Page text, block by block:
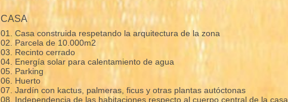
CASA
01. Casa construida respetando la arquitectura de la zona
02. Parcela de 10.000m2
03. Recinto cerrado
04. Energía solar para calentamiento de agua
05. Parking
06. Huerto
07. Jardín con kactus, palmeras, ficus y otras plantas autóctonas
08. Independencia de las habitaciones respecto al cuerpo central de la casa